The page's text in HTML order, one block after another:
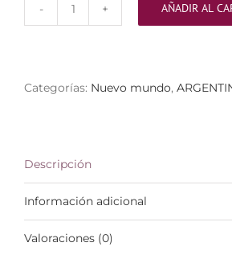
Luigi
AÑADIR AL
Categorías: Nuevo mundo,
Descripción
Información adicional
Valoraciones (0)